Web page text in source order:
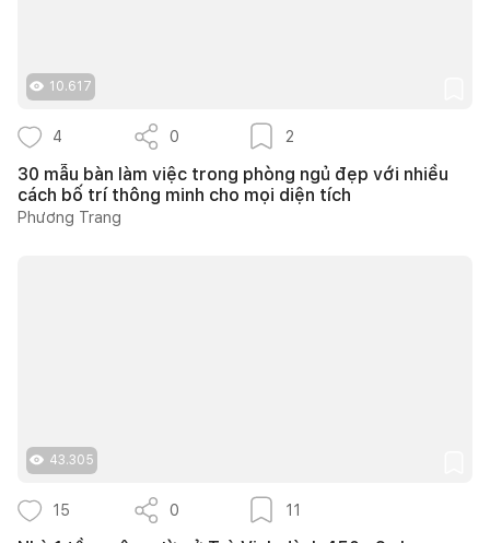
10.617
4 0 2
30 mẫu bàn làm việc trong phòng ngủ đẹp với nhiều
cách bố trí thông minh cho mọi diện tích
Phương Trang
43.305
15 0 11